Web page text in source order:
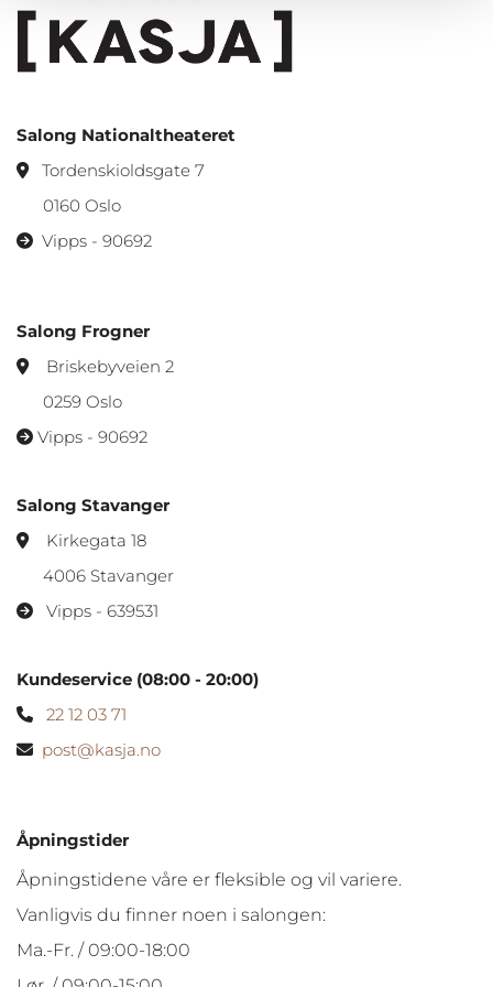
Salong Nationaltheateret
Tordenskioldsgate 7
0160 Oslo
 Vipps - 90692
Salong Frogner
Briskebyveien 2
0259 Oslo
 Vipps - 90692
Salong Stavanger
Kirkegata 18
4006 Stavanger
 Vipps - 639531
Kundeservice (08:00 - 20:00)
 22 12 03 71
 post@kasja.no
Åpningstider
Åpningstidene våre er fleksible og vil variere.
Vanligvis du finner noen i salongen:
Ma.-Fr. / 09:00-18:00